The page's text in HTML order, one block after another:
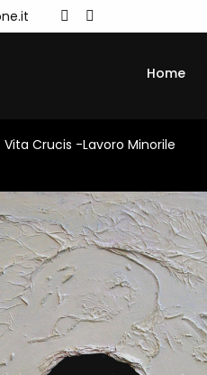
Home
Vita Crucis -Lavoro Minorile